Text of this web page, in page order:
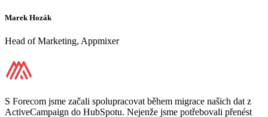
Marek Hozák
Head of Marketing, Appmixer
S Forecom jsme začali spolupracovat během migrace našich dat z
ActiveCampaign do HubSpotu. Nejenže jsme potřebovali přenést